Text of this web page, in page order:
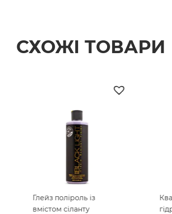
СХОЖІ ТОВАРИ
Глейз поліроль із
вмістом сіланту